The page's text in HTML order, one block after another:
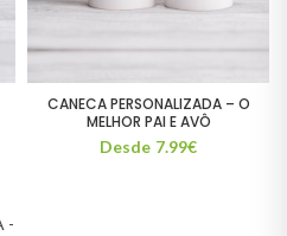
CANECA PERSONALIZADA – O
MELHOR PAI E AVÔ
Desde 7.99€